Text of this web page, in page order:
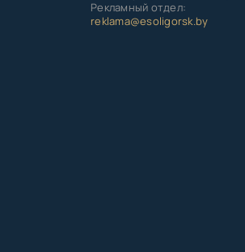
Рекламный отдел:
reklama@esoligorsk.by